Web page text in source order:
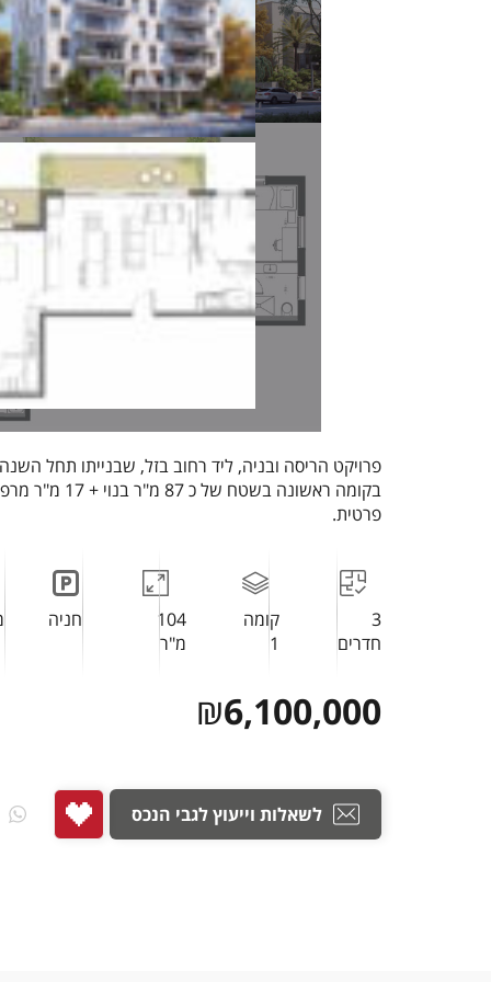
בקומה ראשונה בשטח
פרטית.
3
חדרים
קומה
1
104
מ"ר
חניה
6,100,000
₪
לשאלות וייעוץ לגבי הנכס